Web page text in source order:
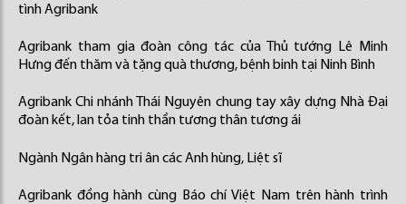
tình Agribank
Agribank tham gia đoàn công tác của Thủ tướng Lê Minh
Hưng đến thăm và tặng quà thương, bệnh binh tại Ninh Bình
Agribank Chi nhánh Thái Nguyên chung tay xây dựng Nhà Đại
đoàn kết, lan tỏa tinh thần tương thân tương ái
Ngành Ngân hàng tri ân các Anh hùng, Liệt sĩ
Agribank đồng hành cùng Báo chí Việt Nam trên hành trình